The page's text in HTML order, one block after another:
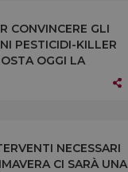
CONVINCERE GLI
PESTICIDI-KILLER
OGGI LA
NECESSARI
CI SARÀ UNA